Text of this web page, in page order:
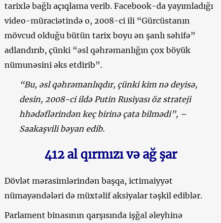
tarixlə bağlı açıqlama verib. Facebook-da yayımladığı
video-müraciətində o, 2008-ci ili “Gürcüstanın
mövcud olduğu bütün tarix boyu ən şanlı səhifə”
adlandırıb, çünki “əsl qəhrəmanlığın çox böyük
nümunəsini əks etdirib”.
“Bu, əsl qəhrəmanlıqdır, çünki kim nə deyisə,
desin, 2008-ci ildə Putin Rusiyası öz strateji
hhədəflərindən keç birinə çata bilmədi”, –
Saakaşvili bəyan edib.
412 al qırmızı və ağ şar
Dövlət mərasimlərindən başqa, ictimaiyyət
nümayəndələri də müxtəlif aksiyalar təşkil ediblər.
Parlament binasının qarşısında işğal əleyhinə